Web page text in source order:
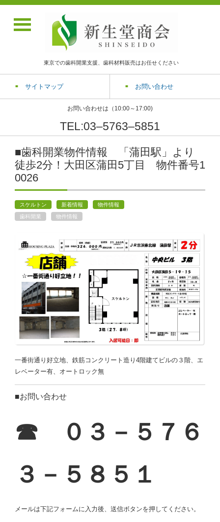
東京での歯科開業支援、歯科材料販売はお任せください
サイトマップ お問い合わせ
お問い合わせは（10:00～17:00)
TEL:03‒5763‒5851
■歯科開業物件情報 「蒲田駅」より
徒歩2分！大田区蒲田5丁目 物件番号1
0026
スケルトン 新着情報
物件情報
歯科開業
物件情報
一番街通り好立地、鉄筋コンクリート造り4階建てビルの３階、エ
レベーター有、オートロック無
■お問い合わせ
☎ ０３－５７６
３－５８５１
メールは下記フォームに入力後、送信ボタンを押してください。